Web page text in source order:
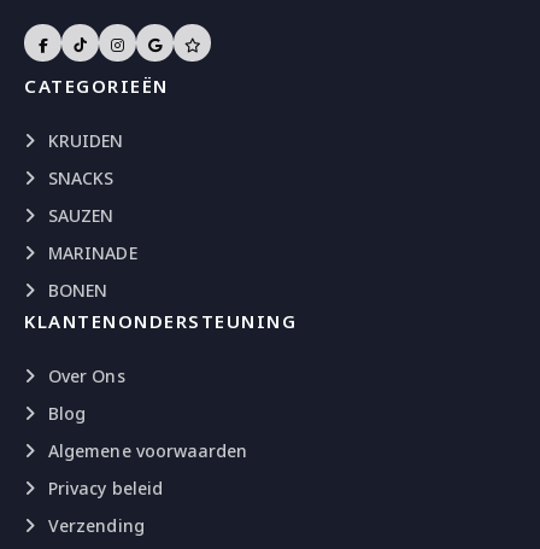
CATEGORIEËN
KRUIDEN
SNACKS
SAUZEN
MARINADE
BONEN
KLANTENONDERSTEUNING
Over Ons
Blog
Algemene voorwaarden
Privacy beleid
Verzending